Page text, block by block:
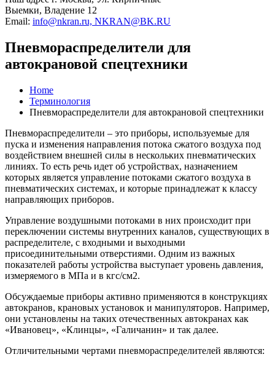
Выемки, Владение 12
Email: info@nkran.ru, NKRAN@BK.RU
Пневмораспределители для
автокрановой спецтехники
Home
Терминология
Пневмораспределители для автокрановой спецтехники
Пневмораспределители – это приборы, используемые для
пуска и изменения направления потока сжатого воздуха под
воздействием внешней силы в нескольких пневматических
линиях. То есть речь идет об устройствах, назначением
которых является управление потоками сжатого воздуха в
пневматических системах, и которые принадлежат к классу
направляющих приборов.
Управление воздушными потоками в них происходит при
переключении системы внутренних каналов, существующих в
распределителе, с входными и выходными
присоединительными отверстиями. Одним из важных
показателей работы устройства выступает уровень давления,
измеряемого в МПа и в кгс/см2.
Обсуждаемые приборы активно применяются в конструкциях
автокранов, крановых установок и манипуляторов. Например,
они установлены на таких отечественных автокранах как
«Ивановец», «Клинцы», «Галичанин» и так далее.
Отличительными чертами пневмораспределителей являются: